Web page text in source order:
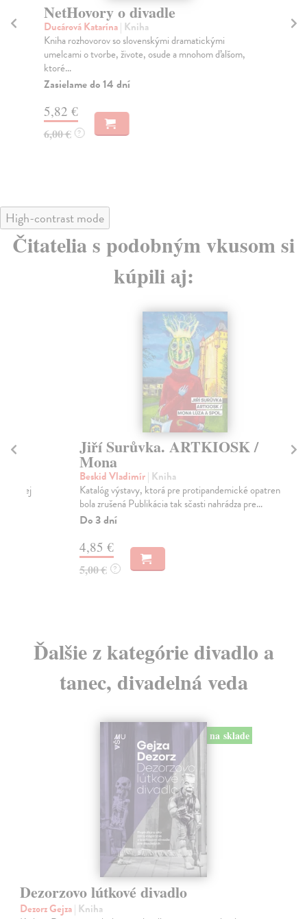
NetHovory o divadle
Ducárová Katarína| Kniha
Kniha rozhovorov so slovenskými dramatickými
umelcami o tvorbe, živote, osude a mnohom ďalšom,
ktoré...
Zasielame do 14 dní
5,82 €
6,00 € ?
High-contrast mode
Čitatelia s podobným vkusom si
kúpili aj:
Jiří Surůvka. ARTKIOSK /
Beskid Vladimír| Kniha
Katalóg výstavy, ktorá pre protipandemické opatrenia
bola zrušená Publikácia tak sčasti nahrádza pre...
Ďalšie z kategórie divadlo a
tanec, divadelná veda
na sklade
Dezorzovo lútkové divadlo
Dezorz Gejza| Kniha